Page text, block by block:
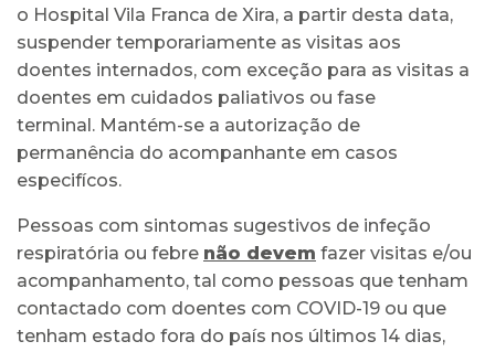
o Hospital Vila Franca de Xira, a partir desta data,
suspender temporariamente as visitas aos
doentes internados, com exceção para as visitas a
doentes em cuidados paliativos ou fase
terminal. Mantém-se a autorização de
permanência do acompanhante em casos
especifícos.
Pessoas com sintomas sugestivos de infeção
respiratória ou febre não devem fazer visitas e/ou
acompanhamento, tal como pessoas que tenham
contactado com doentes com COVID-19 ou que
tenham estado fora do país nos últimos 14 dias,